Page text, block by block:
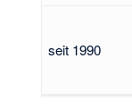
seit 1990